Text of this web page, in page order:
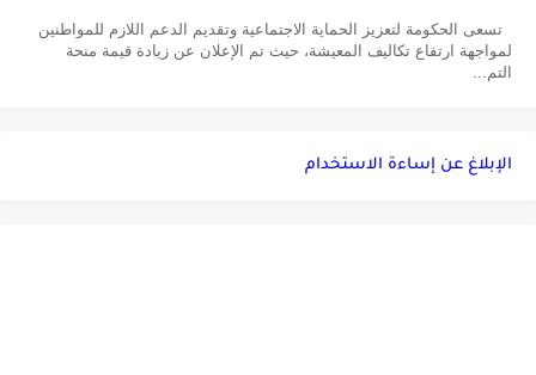
تسعى الحكومة لتعزيز الحماية الاجتماعية وتقديم الدعم اللازم للمواطنين
لمواجهة ارتفاع تكاليف المعيشة، حيث تم الإعلان عن زيادة قيمة منحة
التم...
الإبلاغ عن إساءة الاستخدام